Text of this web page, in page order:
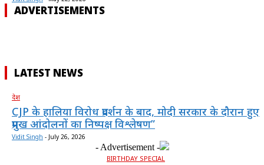
ADVERTISEMENTS
LATEST NEWS
देश
CJP के हालिया विरोध प्रदर्शन के बाद, मोदी सरकार के दौरान हुए
प्रमुख आंदोलनों का निष्पक्ष विश्लेषण”
Vidit Singh - July 26, 2026
- Advertisement -
BIRTHDAY SPECIAL